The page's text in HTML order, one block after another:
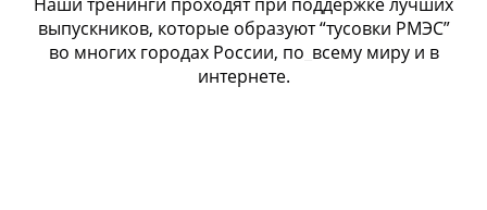
выпускников, которые образуют “тусовки РМЭС”
во многих городах России, по всему миру и в
интернете.